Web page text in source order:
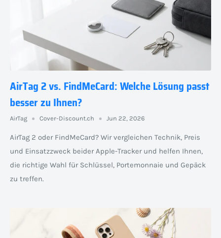
AirTag 2 vs. FindMeCard: Welche Lösung passt
besser zu Ihnen?
AirTag Cover-Discount.ch Jun 22, 2026
AirTag 2 oder FindMeCard? Wir vergleichen Technik, Preis
und Einsatzzweck beider Apple-Tracker und helfen Ihnen,
die richtige Wahl für Schlüssel, Portemonnaie und Gepäck
zu treffen.